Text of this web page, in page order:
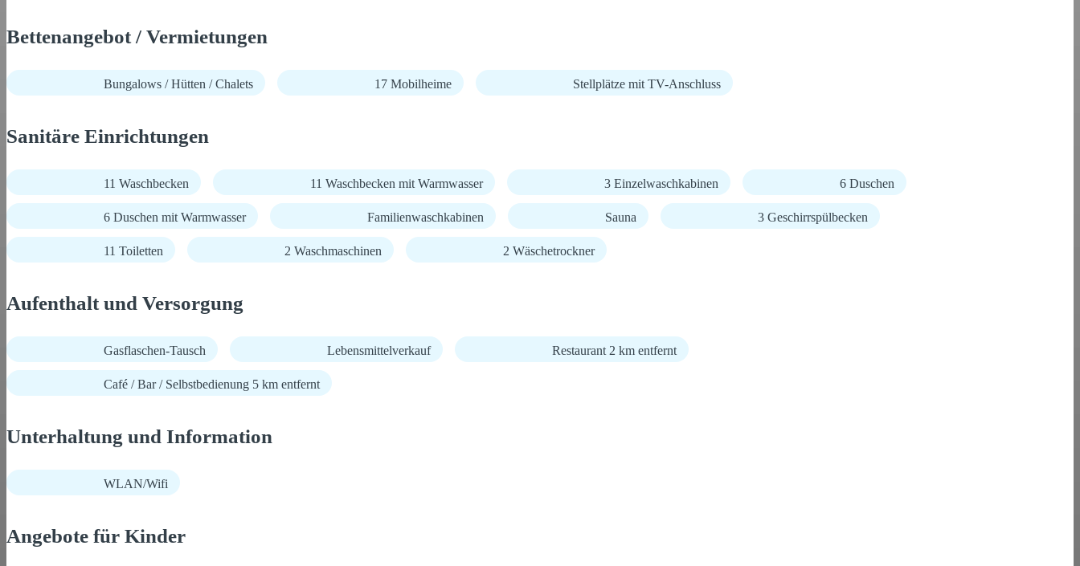
Bettenangebot / Vermietungen
Bungalows / Hütten / Chalets 17 Mobilheime Stellplätze mit TV-Anschluss
Sanitäre Einrichtungen
11 Waschbecken 11 Waschbecken mit Warmwasser 3 Einzelwaschkabinen 6 Duschen
6 Duschen mit Warmwasser Familienwaschkabinen Sauna 3 Geschirrspülbecken
11 Toiletten 2 Waschmaschinen 2 Wäschetrockner
Aufenthalt und Versorgung
Gasflaschen-Tausch Lebensmittelverkauf Restaurant 2 km entfernt
Café / Bar / Selbstbedienung 5 km entfernt
Unterhaltung und Information
WLAN/Wifi
Angebote für Kinder